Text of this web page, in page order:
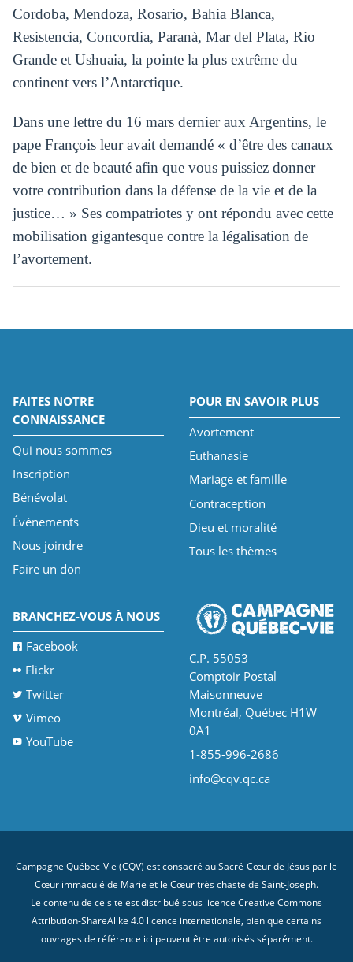
Cordoba, Mendoza, Rosario, Bahia Blanca,
Resistencia, Concordia, Paranà, Mar del Plata, Rio
Grande et Ushuaia, la pointe la plus extrême du
continent vers l’Antarctique.
Dans une lettre du 16 mars dernier aux Argentins, le
pape François leur avait demandé « d’être des canaux
de bien et de beauté afin que vous puissiez donner
votre contribution dans la défense de la vie et de la
justice… » Ses compatriotes y ont répondu avec cette
mobilisation gigantesque contre la légalisation de
l’avortement.
FAITES NOTRE
CONNAISSANCE
Qui nous sommes
Inscription
Bénévolat
Événements
Nous joindre
Faire un don
POUR EN SAVOIR PLUS
Avortement
Euthanasie
Mariage et famille
Contraception
Dieu et moralité
Tous les thèmes
BRANCHEZ-VOUS À NOUS
Facebook
Flickr
Twitter
Vimeo
YouTube
C.P. 55053
Comptoir Postal
Maisonneuve
Montréal, Québec H1W
0A1
1-855-996-2686
info@cqv.qc.ca
Campagne Québec-Vie (CQV) est consacré au Sacré-Cœur de Jésus par le
Cœur immaculé de Marie et le Cœur très chaste de Saint-Joseph.
Le contenu de ce site est distribué sous licence Creative Commons
Attribution-ShareAlike 4.0 licence internationale , bien que certains
ouvrages de référence ici peuvent être autorisés séparément.